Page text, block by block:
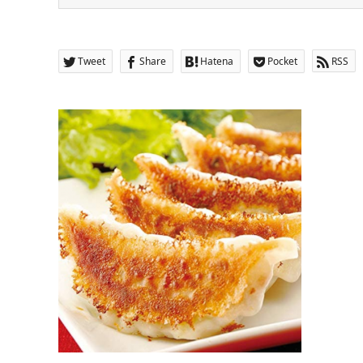
Tweet Share Hatena Pocket RSS